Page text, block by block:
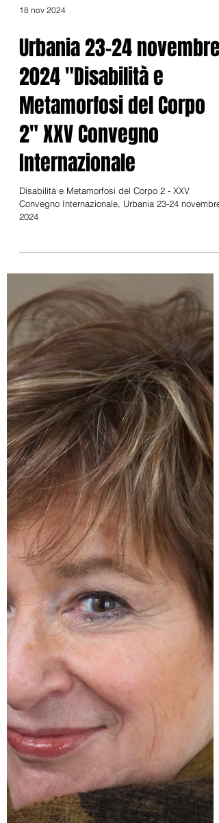
18 nov 2024
Urbania 23-24 novembre
2024 "Disabilità e
Metamorfosi del Corpo
2" XXV Convegno
Internazionale
Disabilità e Metamorfosi del Corpo 2 - XXV